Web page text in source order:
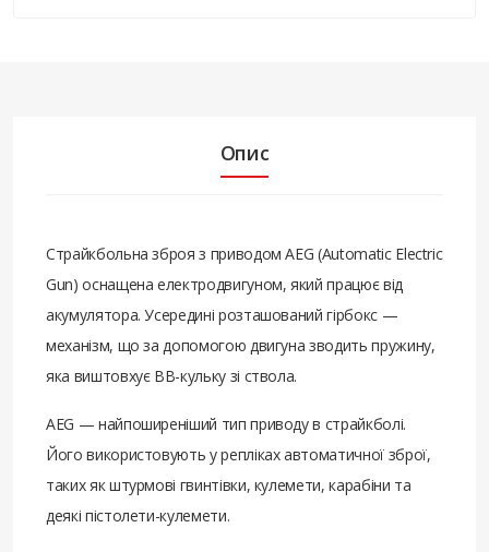
Опис
Страйкбольна зброя з приводом AEG (Automatic Electric
Gun) оснащена електродвигуном, який працює від
акумулятора. Усередині розташований гірбокс —
механізм, що за допомогою двигуна зводить пружину,
яка виштовхує BB-кульку зі ствола.
AEG — найпоширеніший тип приводу в страйкболі.
Його використовують у репліках автоматичної зброї,
таких як штурмові гвинтівки, кулемети, карабіни та
деякі пістолети-кулемети.